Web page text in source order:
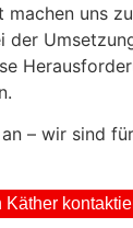
uns
der
– wir sind
Käther